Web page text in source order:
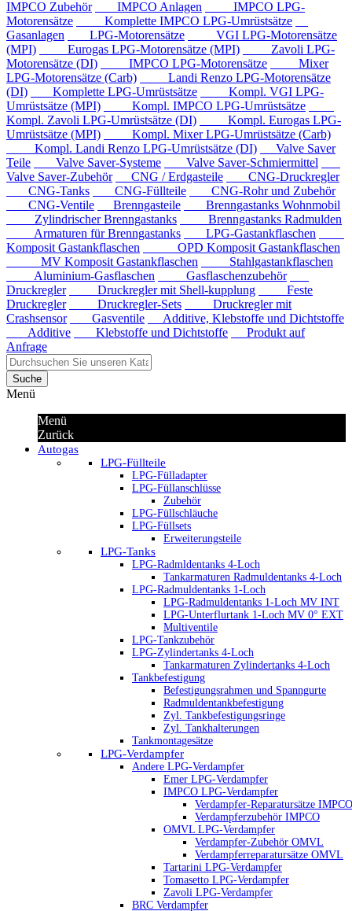
IMPCO Zubehör
IMPCO Anlagen
IMPCO LPG-
Motorensätze
Komplette IMPCO LPG-Umrüstsätze
Gasanlagen
LPG-Motorensätze
VGI LPG-Motorensätze
(MPI)
Eurogas LPG-Motorensätze (MPI)
Zavoli LPG-
Motorensätze (DI)
IMPCO LPG-Motorensätze
Mixer
LPG-Motorensätze (Carb)
Landi Renzo LPG-Motorensätze
(DI)
Komplette LPG-Umrüstsätze
Kompl. VGI LPG-
Umrüstsätze (MPI)
Kompl. IMPCO LPG-Umrüstsätze
Kompl. Zavoli LPG-Umrüstsätze (DI)
Kompl. Eurogas LPG-
Umrüstsätze (MPI)
Kompl. Mixer LPG-Umrüstsätze (Carb)
Kompl. Landi Renzo LPG-Umrüstsätze (DI)
Valve Saver
Teile
Valve Saver-Systeme
Valve Saver-Schmiermittel
Valve Saver-Zubehör
CNG / Erdgasteile
CNG-Druckregler
CNG-Tanks
CNG-Füllteile
CNG-Rohr und Zubehör
CNG-Ventile
Brenngasteile
Brenngastanks Wohnmobil
Zylindrischer Brenngastanks
Brenngastanks Radmulden
Armaturen für Brenngastanks
LPG-Gastankflaschen
Komposit Gastankflaschen
OPD Komposit Gastankflaschen
MV Komposit Gastankflaschen
Stahlgastankflaschen
Aluminium-Gasflaschen
Gasflaschenzubehör
Druckregler
Druckregler mit Shell-kupplung
Feste
Druckregler
Druckregler-Sets
Druckregler mit
Crashsensor
Gasventile
Additive, Klebstoffe und Dichtstoffe
Additive
Klebstoffe und Dichtstoffe
Produkt auf
Anfrage
Suche
Menü
Menü
Zurück
Autogas
LPG-Füllteile
LPG-Fülladapter
LPG-Füllanschlüsse
Zubehör
LPG-Füllschläuche
LPG-Füllsets
Erweiterungsteile
LPG-Tanks
LPG-Radmldentanks 4-Loch
Tankarmaturen Radmuldentanks 4-Loch
LPG-Radmuldentanks 1-Loch
LPG-Radmuldentanks 1-Loch MV INT
LPG-Unterflurtank 1-Loch MV 0° EXT
Multiventile
LPG-Tankzubehör
LPG-Zylindertanks 4-Loch
Tankarmaturen Zylindertanks 4-Loch
Tankbefestigung
Befestigungsrahmen und Spanngurte
Radmuldentankbefestigung
Zyl. Tankbefestigungsringe
Zyl. Tankhalterungen
Tankmontagesätze
LPG-Verdampfer
Andere LPG-Verdampfer
Emer LPG-Verdampfer
IMPCO LPG-Verdampfer
Verdampfer-Reparatursätze IMPCO
Verdampferzubehör IMPCO
OMVL LPG-Verdampfer
Verdampfer-Zubehör OMVL
Verdampferreparatursätze OMVL
Tartarini LPG-Verdampfer
Tomasetto LPG-Verdampfer
Zavoli LPG-Verdampfer
BRC Verdampfer